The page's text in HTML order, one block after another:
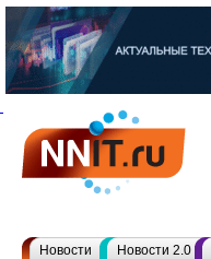
Новости Новости 2.0